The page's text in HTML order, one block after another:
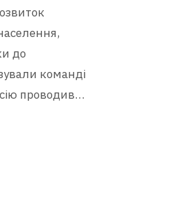
до
команді
проводив…